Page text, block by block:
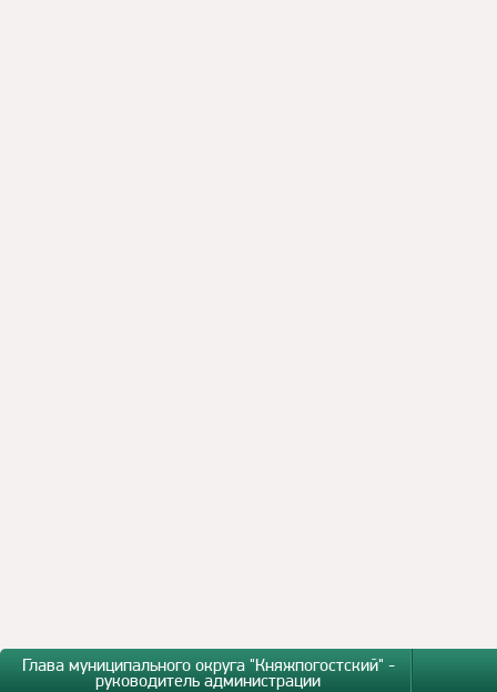
Глава муниципального округа "Княжпогостский" -
руководитель администрации